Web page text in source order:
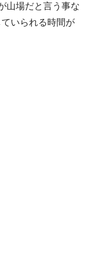
山場だと言う事な
いられる時間が